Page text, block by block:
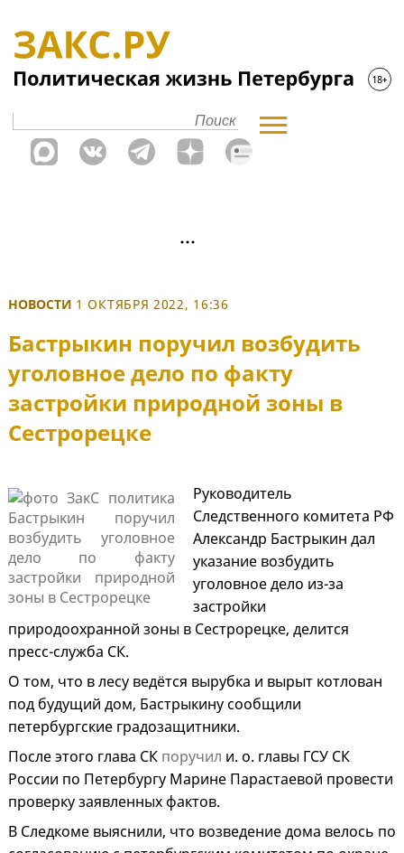
НОВОСТИ 1 ОКТЯБРЯ 2022, 16:36
Бастрыкин поручил возбудить
уголовное дело по факту
застройки природной зоны в
Сестрорецке
Руководитель
Следственного комитета РФ
Александр Бастрыкин дал
указание возбудить
уголовное дело из-за
застройки
природоохранной зоны в Сестрорецке, делится
пресс-служба СК.
О том, что в лесу ведётся вырубка и вырыт котлован
под будущий дом, Бастрыкину сообщили
петербургские градозащитники.
После этого глава СК поручил и. о. главы ГСУ СК
России по Петербургу Марине Парастаевой провести
проверку заявленных фактов.
В Следкоме выяснили, что возведение дома велось по